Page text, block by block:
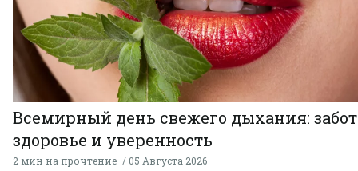
Всемирный день свежего дыхания:
здоровье и уверенность
2 мин на прочтение 05 Августа 2026